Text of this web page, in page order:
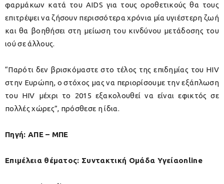
φαρμάκων κατά του AIDS για τους οροθετικούς θα τους
επιτρέψει να ζήσουν περισσότερα χρόνια μία υγιέστερη ζωή
και θα βοηθήσει στη μείωση του κινδύνου μετάδοσης του
ιού σε άλλους.
“Παρότι δεν βρισκόμαστε στο τέλος της επιδημίας του HIV
στην Ευρώπη, ο στόχος μας να περιορίσουμε την εξάπλωση
του HIV μέχρι το 2015 εξακολουθεί να είναι εφικτός σε
πολλές χώρες”, πρόσθεσε η ίδια.
Πηγή: ΑΠΕ – ΜΠΕ
Επιμέλεια θέματος: Συντακτική Ομάδα Υγείαonline